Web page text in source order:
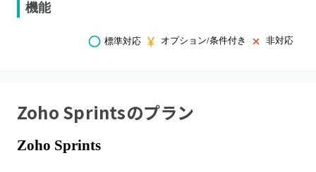
機能
標準対応 オプション/条件付き 非対応
Zoho Sprintsのプラン
Zoho Sprints